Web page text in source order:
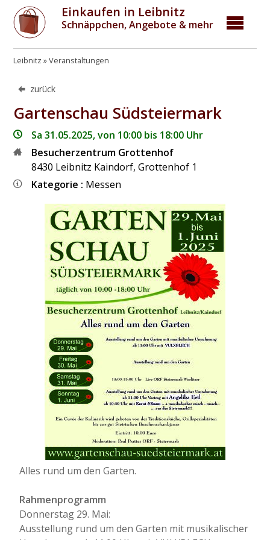
Einkaufen in Leibnitz
Schnäppchen, Angebote & mehr
Leibnitz Veranstaltungen
zurück
Gartenschau Südsteiermark
Sa 31.05.2025, von 10:00 bis 18:00 Uhr
Besucherzentrum Grottenhof
8430 Leibnitz Kaindorf,Grottenhof 1
Kategorie : Messen
Alles rund um den Garten.
Rahmenprogramm
Donnerstag 29. Mai:
Ausstellung rund um den Garten mit musikalischer